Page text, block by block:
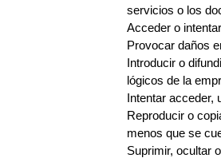
servicios o los
Acceder o
Provocar daños
Introducir o
lógicos de la
Intentar acceder,
Reproducir o
menos que se
Suprimir, ocultar